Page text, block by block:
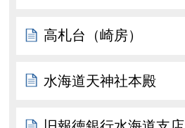
高札台（崎房）
水海道天神社本殿